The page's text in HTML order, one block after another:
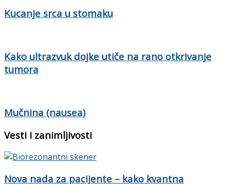
Kucanje srca u stomaku
Kako ultrazvuk dojke utiče na rano otkrivanje
tumora
Mučnina (nausea)
Vesti i zanimljivosti
Nova nada za pacijente – kako kvantna